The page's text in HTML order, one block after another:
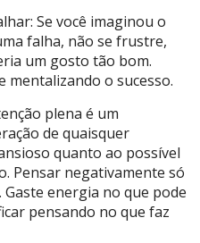
Se você imaginou o
falha, não se frustre,
um gosto tão bom.
mentalizando o sucesso.
plena é um
de quaisquer
quanto ao possível
Pensar negativamente só
energia no que pode
pensando no que faz